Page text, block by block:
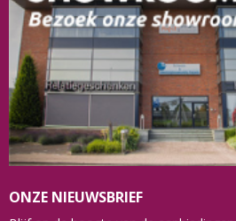
ONZE NIEUWSBRIEF